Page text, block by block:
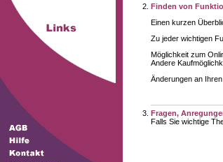
Finden von
Einen kurzen
Zu jeder wichtigen
Möglichkeit zum
Andere
Änderungen an
Fragen,
Falls Sie wichtige